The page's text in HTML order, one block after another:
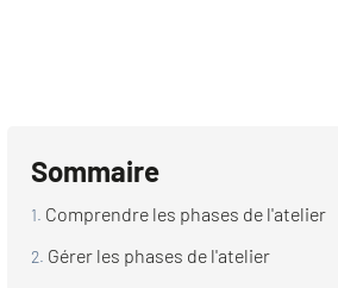
Sommaire
Comprendre les phases de l'atelier
Gérer les phases de l'atelier